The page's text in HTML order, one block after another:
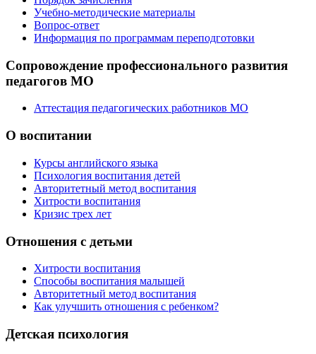
Учебно-методические материалы
Вопрос-ответ
Информация по программам переподготовки
Сопровождение профессионального развития
педагогов МО
Аттестация педагогических работников МО
О воспитании
Курсы английского языка
Психология воспитания детей
Авторитетный метод воспитания
Хитрости воспитания
Кризис трех лет
Отношения с детьми
Хитрости воспитания
Способы воспитания малышей
Авторитетный метод воспитания
Как улучшить отношения с ребенком?
Детская психология